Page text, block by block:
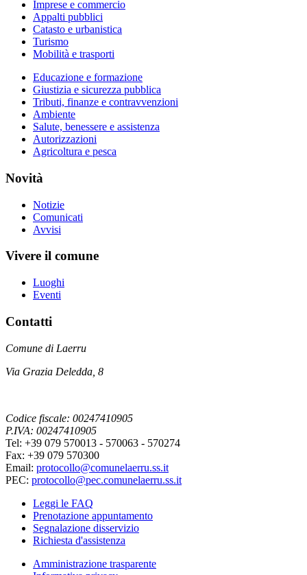
Imprese e commercio
Appalti pubblici
Catasto e urbanistica
Turismo
Mobilità e trasporti
Educazione e formazione
Giustizia e sicurezza pubblica
Tributi, finanze e contravvenzioni
Ambiente
Salute, benessere e assistenza
Autorizzazioni
Agricoltura e pesca
Novità
Notizie
Comunicati
Avvisi
Vivere il comune
Luoghi
Eventi
Contatti
Comune di Laerru
Via Grazia Deledda, 8
Codice fiscale: 00247410905
P.IVA: 00247410905
Tel: +39 079 570013 - 570063 - 570274
Fax: +39 079 570300
Email: protocollo@comunelaerru.ss.it
PEC: protocollo@pec.comunelaerru.ss.it
Leggi le FAQ
Prenotazione appuntamento
Segnalazione disservizio
Richiesta d'assistenza
Amministrazione trasparente